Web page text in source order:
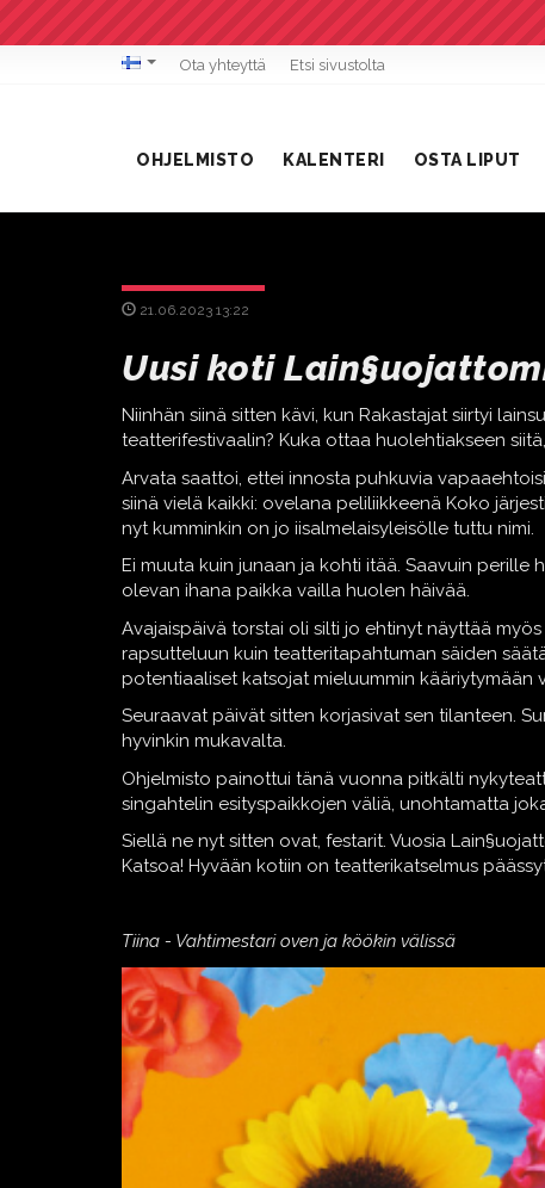
Ota yhteyttä Etsi sivustolta
OHJELMISTO KALENTERI OSTA LIPUT
21.06.2023 13:22
Uusi koti
Niinhän siinä sitten kävi, kun Rakastajat siirtyi
teatterifestivaalin? Kuka ottaa huolehtiakseen
Arvata saattoi, ettei innosta puhkuvia
siinä vielä kaikki: ovelana peliliikkeenä Koko
nyt kumminkin on jo iisalmelaisyleisölle tuttu nimi.
Ei muuta kuin junaan ja kohti itää. Saavuin
olevan ihana paikka vailla huolen häivää.
Avajaispäivä torstai oli silti jo ehtinyt näyttää
rapsutteluun kuin teatteritapahtuman säiden
potentiaaliset katsojat mieluummin kääriytymään
Seuraavat päivät sitten korjasivat sen tilanteen.
hyvinkin mukavalta.
Ohjelmisto painottui tänä vuonna pitkälti
singahtelin esityspaikkojen väliä, unohtamatta
Siellä ne nyt sitten ovat, festarit. Vuosia
Katsoa! Hyvään kotiin on teatterikatselmus
Tiina - Vahtimestari oven ja köökin välissä